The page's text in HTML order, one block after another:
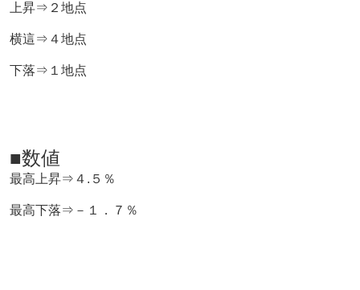
上昇⇒２地点
横這⇒４地点
下落⇒１地点
■数値
最高上昇⇒４.５％
最高下落⇒－１．７％